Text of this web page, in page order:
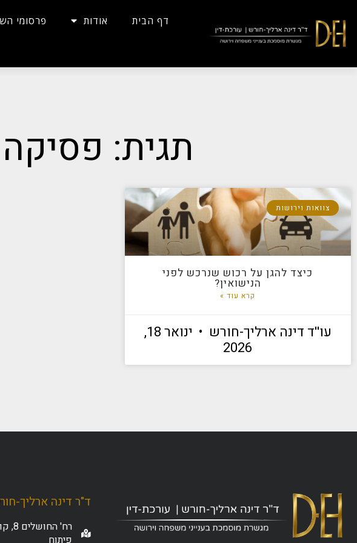
דף הבית אודות פרסומי
תגית:
צוואות וירושות
כיצד להגן על רכוש שנרכש לפני
הנישואין?
קרא עוד »
עו''ד דינה ארליך-חורש
ינואר 18,
2026
ד"ר דינה ארליך-
פיתוח